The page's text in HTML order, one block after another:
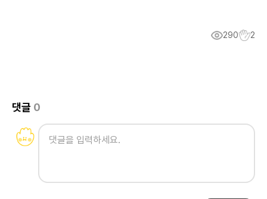
290 2
댓글 0